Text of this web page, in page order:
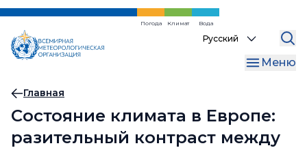
Перейти
основному
содержанию
Погода Климат Вода
Select
language
Меню
Хлебная
крошка
Главная
Состояние климата в Европе:
разительный контраст между